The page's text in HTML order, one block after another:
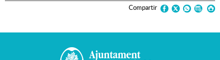
Compartir